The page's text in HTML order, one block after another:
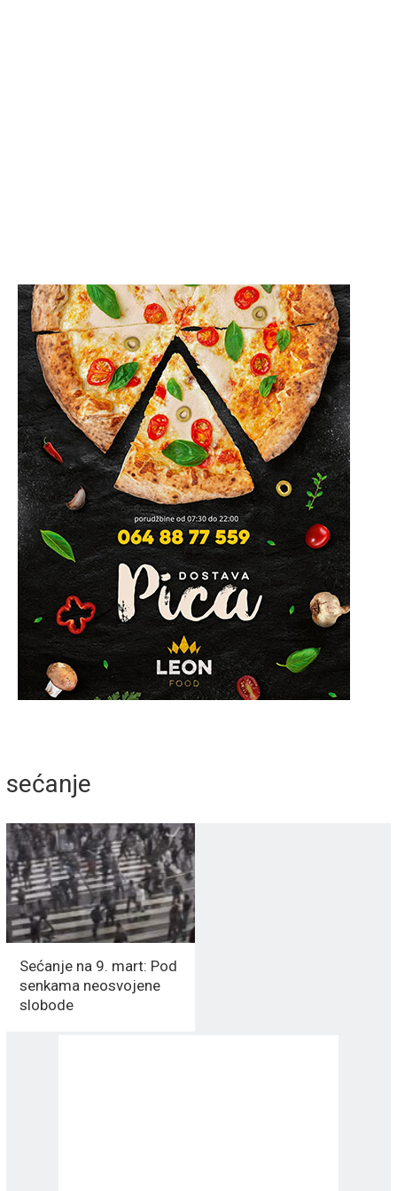
sećanje
Sećanje na 9. mart: Pod
senkama neosvojene
slobode